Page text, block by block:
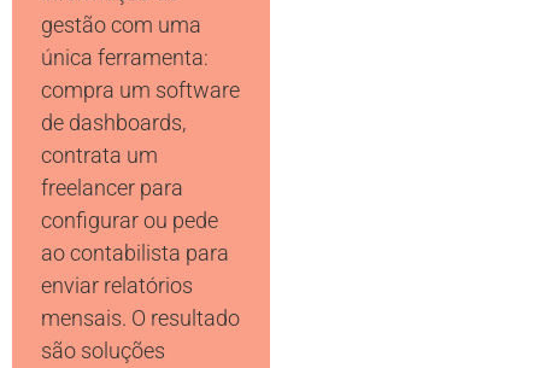
gestão com uma
única ferramenta:
compra um software
de dashboards,
contrata um
freelancer para
configurar ou pede
ao contabilista para
enviar relatórios
mensais. O resultado
são soluções